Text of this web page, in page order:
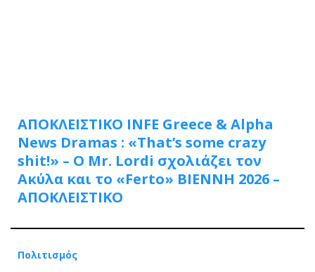
ΑΠΟΚΛΕΙΣΤΙΚΟ INFE Greece & Alpha
News Dramas : «That’s some crazy
shit!» – Ο Mr. Lordi σχολιάζει τον
Ακύλα και το «Ferto» ΒΙΕΝΝΗ 2026 –
ΑΠΟΚΛΕΙΣΤΙΚΟ
Πολιτισμός